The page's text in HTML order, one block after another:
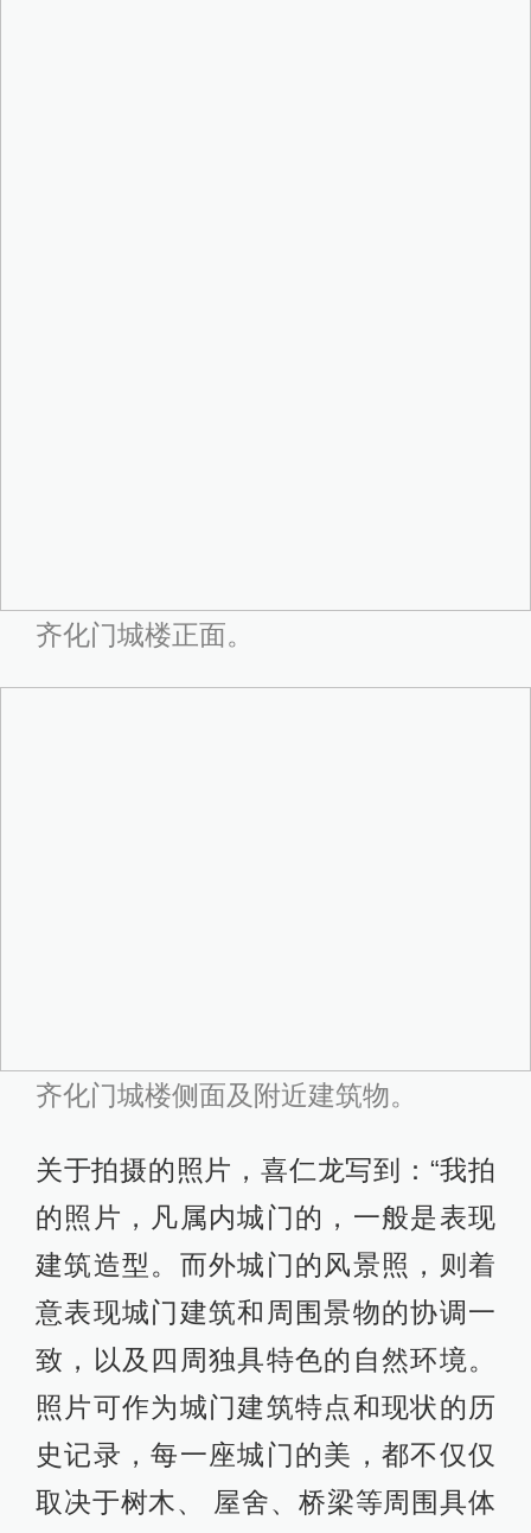
齐化门城楼正面。
齐化门城楼侧面及附近建筑物。
关于拍摄的照片，喜仁龙写到：“我拍
的照片，凡属内城门的，一般是表现
建筑造型。而外城门的风景照，则着
意表现城门建筑和周围景物的协调一
致，以及四周独具特色的自然环境。
照片可作为城门建筑特点和现状的历
史记录，每一座城门的美，都不仅仅
取决于树木、 屋舍、桥梁等周围具体